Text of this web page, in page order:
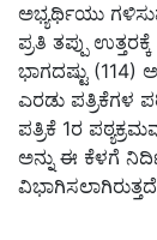
ಅಭ್ಯರ್ಥಿಯು
ಪ್ರತಿ ತಪ್ಪು
ಭಾಗದಷ್ಟು (114)
ಎರಡು ಪತ್ರಿಕೆಗಳ
ಪತ್ರಿಕೆ 1ರ
ಅನ್ನು ಈ ಕೆಳಗೆ